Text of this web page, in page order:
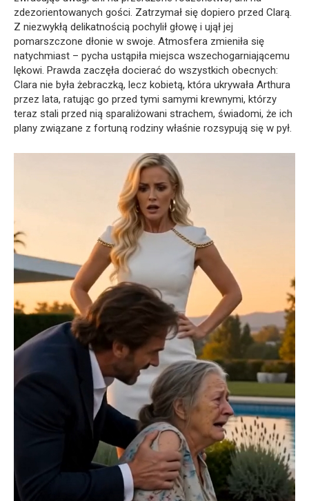
zdezorientowanych gości. Zatrzymał się dopiero przed Clarą.
Z niezwykłą delikatnością pochylił głowę i ujął jej
pomarszczone dłonie w swoje. Atmosfera zmieniła się
natychmiast – pycha ustąpiła miejsca wszechogarniającemu
lękowi. Prawda zaczęła docierać do wszystkich obecnych:
Clara nie była żebraczką, lecz kobietą, która ukrywała Arthura
przez lata, ratując go przed tymi samymi krewnymi, którzy
teraz stali przed nią sparaliżowani strachem, świadomi, że ich
plany związane z fortuną rodziny właśnie rozsypują się w pył.